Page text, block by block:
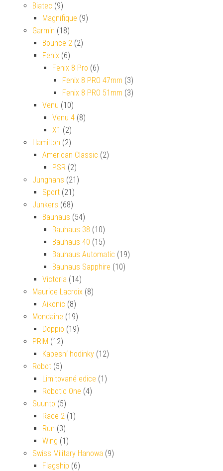
Biatec (9)
Magnifique (9)
Garmin (18)
Bounce 2 (2)
Fenix (6)
Fenix 8 Pro (6)
Fenix 8 PRO 47mm (3)
Fenix 8 PRO 51mm (3)
Venu (10)
Venu 4 (8)
X1 (2)
Hamilton (2)
American Classic (2)
PSR (2)
Junghans (21)
Sport (21)
Junkers (68)
Bauhaus (54)
Bauhaus 38 (10)
Bauhaus 40 (15)
Bauhaus Automatic (19)
Bauhaus Sapphire (10)
Victoria (14)
Maurice Lacroix (8)
Aikonic (8)
Mondaine (19)
Doppio (19)
PRIM (12)
Kapesní hodinky (12)
Robot (5)
Limitované edice (1)
Robotic One (4)
Suunto (5)
Race 2 (1)
Run (3)
Wing (1)
Swiss Military Hanowa (9)
Flagship (6)